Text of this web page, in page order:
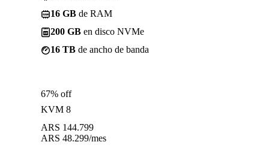
16 GB de RAM
200 GB en disco NVMe
16 TB de ancho de banda
67% off
KVM 8
ARS 144.799
ARS 48.299/mes